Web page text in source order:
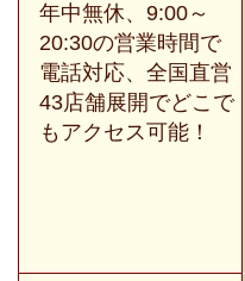
年中無休、9:00～
20:30の営業時間で
電話対応、全国直営
43店舗展開でどこで
もアクセス可能！